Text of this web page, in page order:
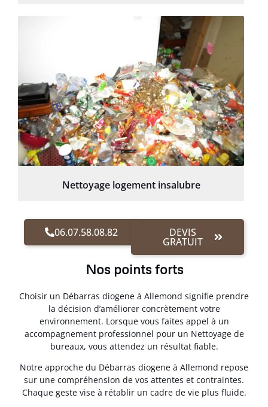
Nettoyage logement insalubre
06.07.58.08.82 DEVIS
GRATUIT
Nos points forts
Choisir un Débarras diogene à Allemond signifie prendre
la décision d’améliorer concrètement votre
environnement. Lorsque vous faites appel à un
accompagnement professionnel pour un Nettoyage de
bureaux, vous attendez un résultat fiable.
Notre approche du Débarras diogene à Allemond repose
sur une compréhension de vos attentes et contraintes.
Chaque geste vise à rétablir un cadre de vie plus fluide.